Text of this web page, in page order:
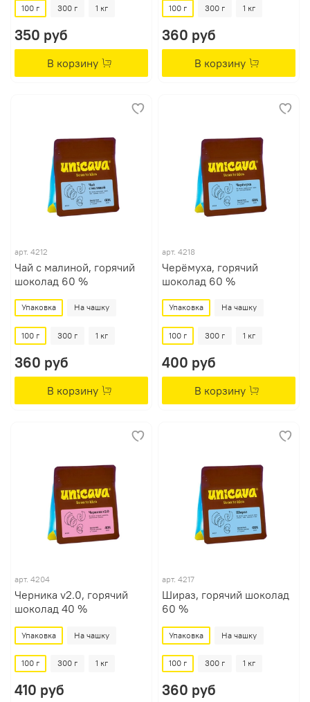
100 г 300 г 1 кг
350 руб
В корзину
100 г 300 г 1 кг
360 руб
В корзину
арт. 4212
Чай с малиной, горячий
шоколад 60 %
Упаковка На чашку
100 г 300 г 1 кг
360 руб
В корзину
арт. 4218
Черёмуха, горячий
шоколад 60 %
Упаковка На чашку
100 г 300 г 1 кг
400 руб
В корзину
арт. 4204
Черника v2.0, горячий
шоколад 40 %
Упаковка На чашку
100 г 300 г 1 кг
410 руб
арт. 4217
Шираз, горячий шоколад
60 %
Упаковка На чашку
100 г 300 г 1 кг
360 руб